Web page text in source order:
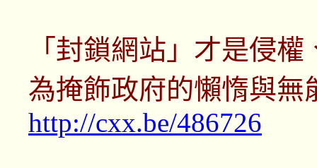
「封鎖網站」才是侵
為掩飾政府的懶惰與無
http://cxx.be/486726